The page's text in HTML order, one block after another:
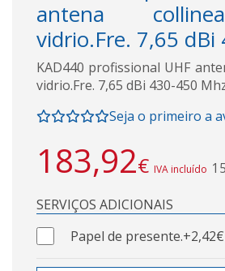
antena
vidrio.Fre. 7,65 dBi
KAD440 profissional UHF
vidrio.Fre. 7,65 dBi 430-450
Seja o primeiro a
183,92€ IVA incluído
SERVIÇOS ADICIONAIS
Papel de presente.+2,42€